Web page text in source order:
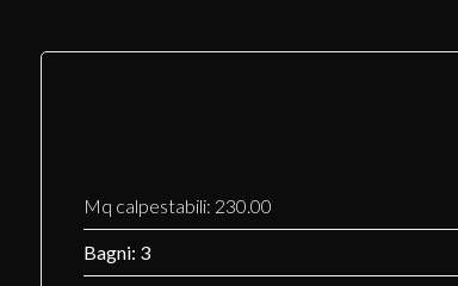
Mq calpestabili: 230.00
Bagni: 3